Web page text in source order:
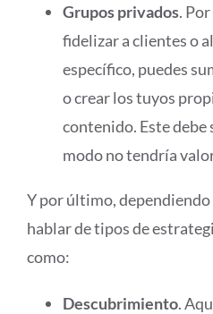
Grupos privados.
fidelizar a clientes o
específico, puedes
o crear los tuyos
contenido. Este debe
modo no tendría
Y por último,
hablar de tipos de
como:
Descubrimiento.